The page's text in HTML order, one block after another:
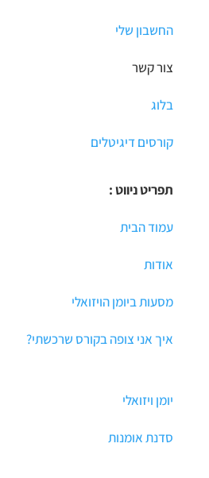
החשבון שלי
צור קשר
בלוג
קורסים דיגיטלים
תפריט ניווט :
עמוד הבית
אודות
מסעות ביומן הויזואלי
איך אני צופה בקורס שרכשתי?
יומן ויזואלי
סדנת אומנות